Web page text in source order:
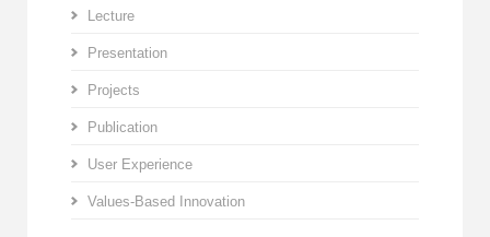
Lecture
Presentation
Projects
Publication
User Experience
Values-Based Innovation